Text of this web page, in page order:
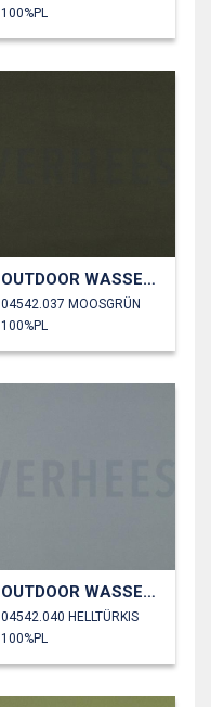
100%PL
OUTDOOR WASSERDICHT
04542.037 MOOSGRÜN
100%PL
OUTDOOR WASSERDICHT
04542.040 HELLTÜRKIS
100%PL